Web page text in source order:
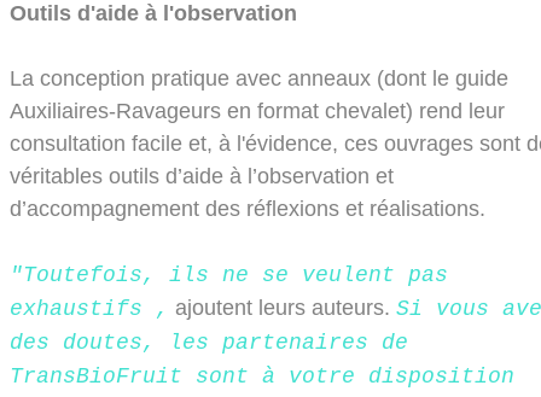
Outils d'aide à l'observation
La conception pratique avec anneaux (dont le guide
Auxiliaires-Ravageurs en format chevalet) rend leur
consultation facile et, à l'évidence, ces ouvrages sont
véritables outils d’aide à l’observation et
d’accompagnement des réflexions et réalisations.
"Toutefois, ils ne se veulent pas
exhaustifs , ajoutent leurs auteurs. Si vous
des doutes, les partenaires de
TransBioFruit sont à votre disposition